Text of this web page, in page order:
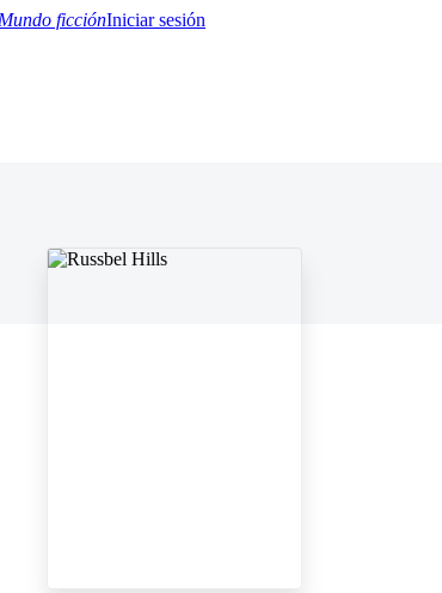
Mundo ficciónIniciar sesión
ParanormalMisterio/Thriller